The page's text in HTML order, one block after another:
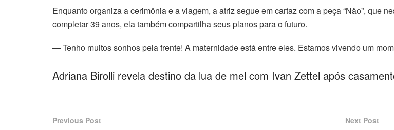
Enquanto organiza a cerimônia e a viagem, a atriz segue em cartaz com a peça “Não”, que
completar 39 anos, ela também compartilha seus planos para o futuro.
— Tenho muitos sonhos pela frente! A maternidade está entre eles. Estamos vivendo um
Adriana Birolli revela destino da lua de mel com Ivan Zettel após
Previous Post Next Post